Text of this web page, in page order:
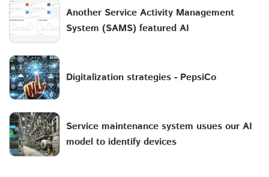
Another Service Activity Management
System (SAMS) featured AI
Digitalization strategies - PepsiCo
Service maintenance system usues our AI
model to identify devices